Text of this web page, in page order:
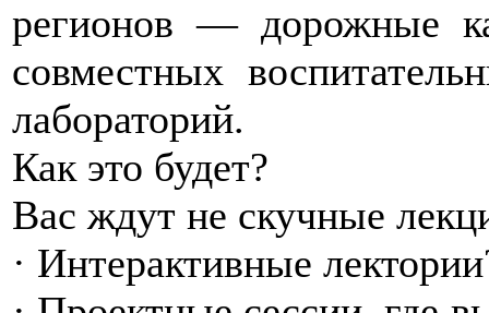
регионов — дорожные
совместных
лабораторий.
Как это будет?
Вас ждут не скучные
· Интерактивные